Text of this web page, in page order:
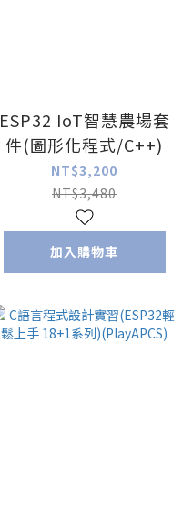
ESP32 IoT智慧農場套
件(圖形化程式/C++)
NT$3,200
NT$3,480
加入購物車